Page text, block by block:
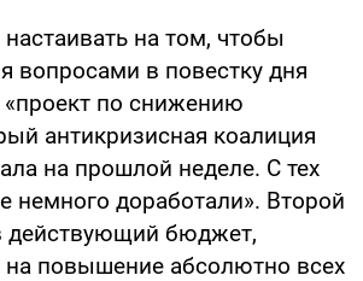
на том, чтобы
вопросами в повестку дня
по снижению
антикризисная коалиция
на прошлой неделе. С тех
немного доработали». Второй
действующий бюджет,
повышение абсолютно всех